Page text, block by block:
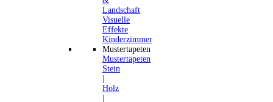
Landschaft
Visuelle
Effekte
Kinderzimmer
Mustertapeten
Mustertapeten
Stein
Holz